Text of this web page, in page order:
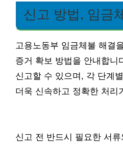
신고 방법, 임금
고용노동부 임금체불 해결
증거 확보 방법을 안내합니
신고할 수 있으며, 각 단계
더욱 신속하고 정확한 처리
신고 전 반드시 필요한 서